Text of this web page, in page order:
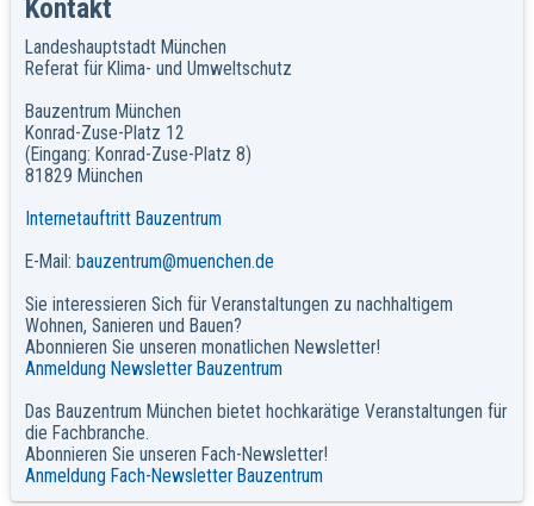
Kontakt
Landeshauptstadt München
Referat für Klima- und Umweltschutz
Bauzentrum München
Konrad-Zuse-Platz 12
(Eingang: Konrad-Zuse-Platz 8)
81829 München
Internetauftritt Bauzentrum
E-Mail: bauzentrum@muenchen.de
Sie interessieren Sich für Veranstaltungen zu nachhaltigem
Wohnen, Sanieren und Bauen?
Abonnieren Sie unseren monatlichen Newsletter!
Anmeldung Newsletter Bauzentrum
Das Bauzentrum München bietet hochkarätige Veranstaltungen für
die Fachbranche.
Abonnieren Sie unseren Fach-Newsletter!
Anmeldung Fach-Newsletter Bauzentrum